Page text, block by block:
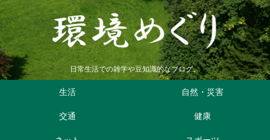
日常生活での雑学や豆知識的なブログ。
生活 自然・災害
交通 健康